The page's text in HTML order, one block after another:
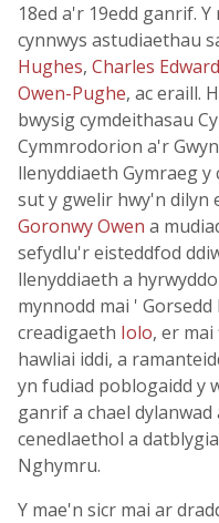
18ed a'r 19edd ganrif.
cynnwys astudiaethau
Hughes, Charles
Owen-Pughe, ac eraill.
bwysig cymdeithasau
Cymmrodorion a'r
llenyddiaeth Gymraeg
sut y gwelir hwy'n dilyn
Goronwy Owen a
sefydlu'r eisteddfod
llenyddiaeth a
mynnodd mai '
creadigaeth Iolo, er
hawliai iddi, a
yn fudiad poblogaidd y
ganrif a chael
cenedlaethol a
Nghymru.
Y mae'n sicr mai ar